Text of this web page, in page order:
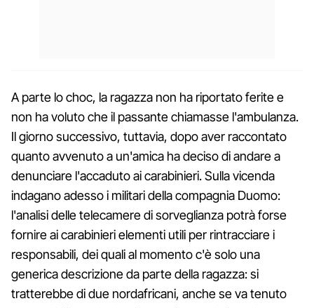
A parte lo choc, la ragazza non ha riportato ferite e
non ha voluto che il passante chiamasse l'ambulanza.
Il giorno successivo, tuttavia, dopo aver raccontato
quanto avvenuto a un'amica ha deciso di andare a
denunciare l'accaduto ai carabinieri. Sulla vicenda
indagano adesso i militari della compagnia Duomo:
l'analisi delle telecamere di sorveglianza potrà forse
fornire ai carabinieri elementi utili per rintracciare i
responsabili, dei quali al momento c'è solo una
generica descrizione da parte della ragazza: si
tratterebbe di due nordafricani, anche se va tenuto